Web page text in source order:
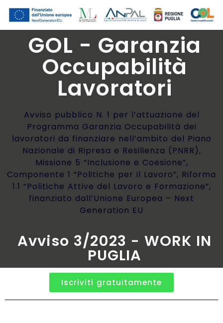
GOL - Garanzia
Occupabilità
Lavoratori
Avviso pubblico N. 1 per l’attuazione del
Programma Garanzia Occupabilità dei
lavoratori da finanziare nell’ambito del Piano
Nazionale di Ripresa e Resilienza (PNRR),
Missione 5 “Inclusione e Coesione”,
Componente 1 “Politiche per il Lavoro”, Riforma
1.1 “Politiche Attive del Lavoro e Formazione”,
finanziato dall’Unione Europea – Next
Generation EU
Avviso 3/2023 - WORK IN
PUGLIA
Iscriviti gratuitamente